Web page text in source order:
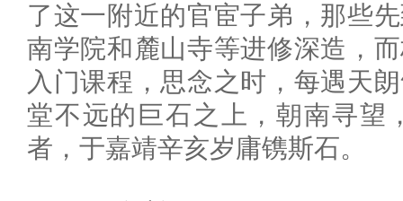
了这一附近的官宦子弟，那些
南学院和麓山寺等进修深造，
入门课程，思念之时，每遇天
堂不远的巨石之上，朝南寻望
者，于嘉靖辛亥岁庸镌斯石。